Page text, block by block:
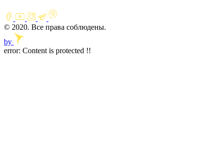
© 2020. Все права соблюдены.
by
error: Content is protected !!